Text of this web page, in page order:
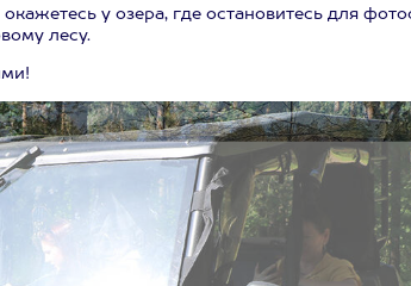
у озера, где остановитесь для
лесу.